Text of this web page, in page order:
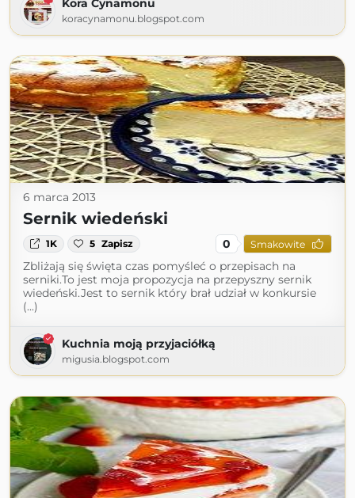
Kora Cynamonu
koracynamonu.blogspot.com
6 marca 2013
Sernik wiedeński
1K 5 Zapisz 0 Smakowite
Zbliżają się święta czas pomyśleć o przepisach na
serniki.To jest moja propozycja na przepyszny sernik
wiedeński.Jest to sernik który brał udział w konkursie
(...)
Kuchnia moją przyjaciółką
migusia.blogspot.com